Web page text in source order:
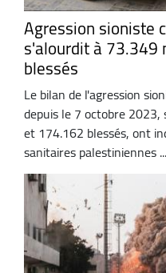
Agression sioniste
s'alourdit à
blessés
Le bilan de l'agression
depuis le 7 octobre
et 174.162 blessés, ont
sanitaires palestiniennes ...